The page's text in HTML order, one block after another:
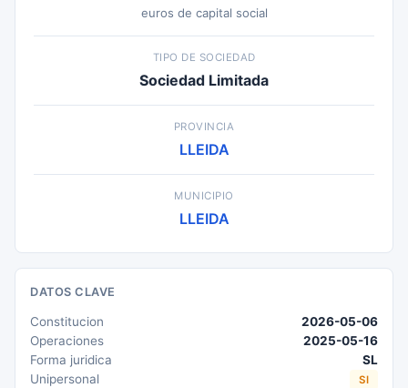
euros de capital social
TIPO DE SOCIEDAD
Sociedad Limitada
PROVINCIA
LLEIDA
MUNICIPIO
LLEIDA
DATOS CLAVE
Constitucion
2026-05-06
Operaciones
2025-05-16
Forma juridica
SL
Unipersonal
SI